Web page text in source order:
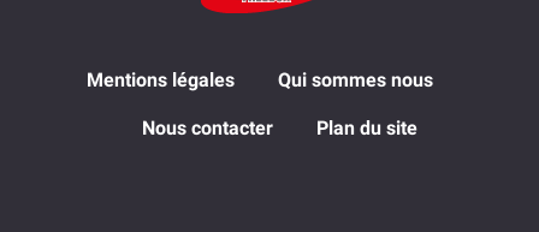
Mentions légales Qui sommes nous
Nous contacter Plan du site